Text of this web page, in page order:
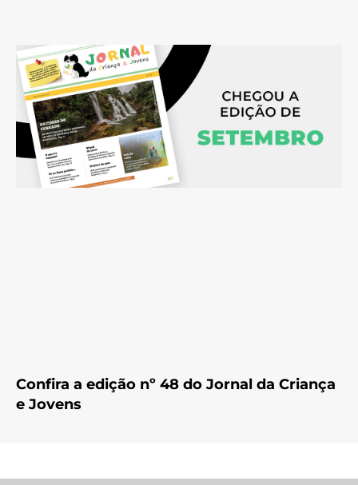
Confira a edição nº 48 do Jornal da Criança
e Jovens